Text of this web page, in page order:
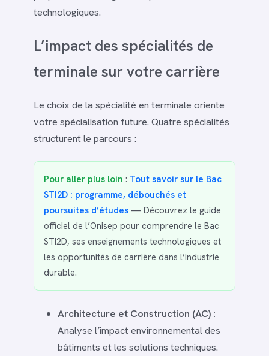
technologiques.
L’impact des spécialités de
terminale sur votre carrière
Le choix de la spécialité en terminale oriente
votre spécialisation future. Quatre spécialités
structurent le parcours :
Pour aller plus loin : Tout savoir sur le Bac
STI2D : programme, débouchés et
poursuites d’études — Découvrez le guide
officiel de l’Onisep pour comprendre le Bac
STI2D, ses enseignements technologiques et
les opportunités de carrière dans l’industrie
durable.
Architecture et Construction (AC) :
Analyse l’impact environnemental des
bâtiments et les solutions techniques.